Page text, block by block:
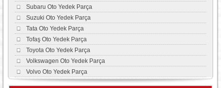
Subaru Oto Yedek Parça
Suzuki Oto Yedek Parça
Tata Oto Yedek Parça
Tofaş Oto Yedek Parça
Toyota Oto Yedek Parça
Volkswagen Oto Yedek Parça
Volvo Oto Yedek Parça